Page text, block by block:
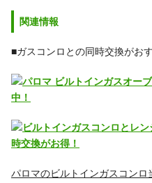
関連情報
■ガスコンロとの同時交換がお
パロマのビルトインガスコンロ